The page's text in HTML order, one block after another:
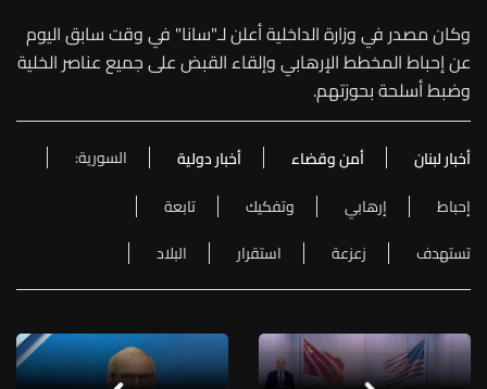
وكان مصدر في وزارة الداخلية أعلن لـ"سانا" في وقت سابق اليوم
عن إحباط المخطط الإرهابي وإلقاء القبض على جميع عناصر الخلية
وضبط أسلحة بحوزتهم.
أخبار لبنان أمن وقضاء أخبار دولية
السورية:
إحباط
إرهابي وتفكيك
تابعة
تستهدف
زعزعة استقرار البلاد